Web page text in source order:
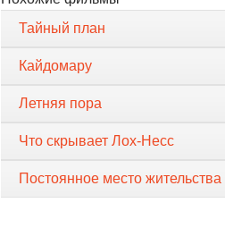
Тайный план
Кайдомару
Летняя пора
Что скрывает Лох-Несс
Постоянное место жительства